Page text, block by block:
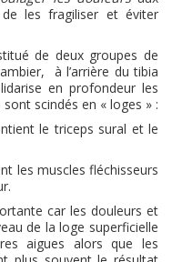
les fragiliser et éviter
de deux groupes de
à l’arrière du tibia
en profondeur les
scindés en « loges » :
le triceps sural et le
les muscles fléchisseurs
car les douleurs et
de la loge superficielle
aigues alors que les